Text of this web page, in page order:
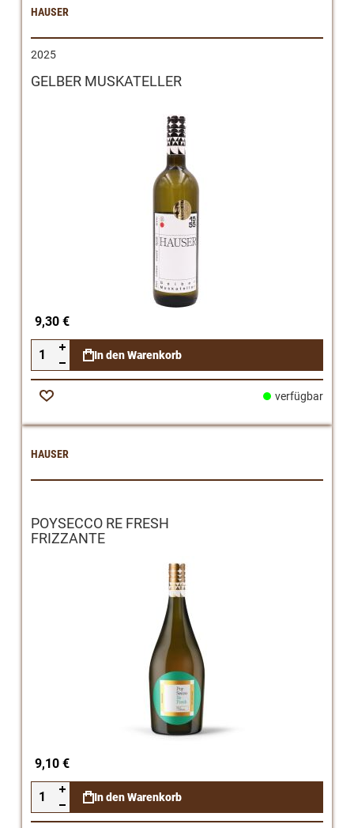
HAUSER
2025
GELBER MUSKATELLER
9,30 €
In den Warenkorb
Zur
verfügbar
HAUSER
POYSECCO RE FRESH
FRIZZANTE
9,10 €
In den Warenkorb